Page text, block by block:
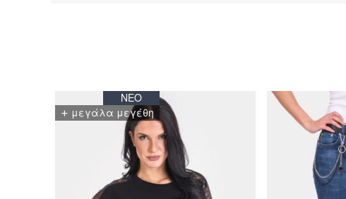
ΝΈΟ
+ μεγάλα μεγέθη